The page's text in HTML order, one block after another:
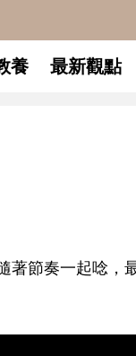
養 最新觀點
著節奏一起唸，